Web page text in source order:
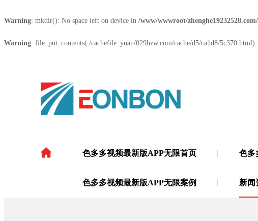
Warning: mkdir(): No space left on device in /www/wwwroot/
Warning: file_put_contents(./cachefile_yuan/029hzw.com/cache/d5/ca1d8/
色多多视频最新版APP无限首页 色多
色多多视频最新版APP无限案例 新闻